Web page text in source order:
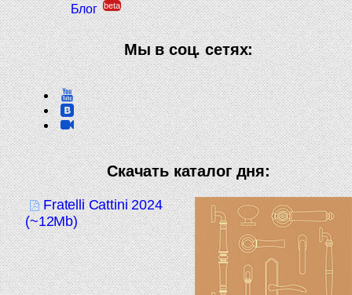
Блог beta
Мы в соц. сетях:
Скачать каталог дня:
Fratelli Cattini 2024
(~12Mb)